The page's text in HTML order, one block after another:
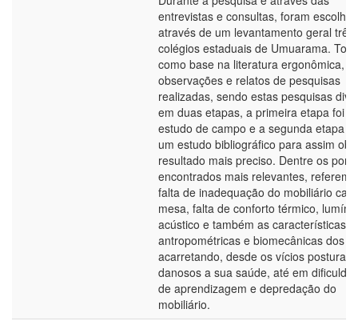
entrevistas e consultas, foram
através de um levantamento geral três
colégios estaduais de Umuarama.
como base na literatura ergonômica,
observações e relatos de pesquisas
realizadas, sendo estas pesquisas
em duas etapas, a primeira etapa foi o
estudo de campo e a segunda etapa
um estudo bibliográfico para assim
resultado mais preciso. Dentre os
encontrados mais relevantes, referem-
falta de inadequação do mobiliário
mesa, falta de conforto térmico,
acústico e também as características
antropométricas e biomecânicas dos
acarretando, desde os vícios posturais,
danosos a sua saúde, até em
de aprendizagem e depredação do
mobiliário.